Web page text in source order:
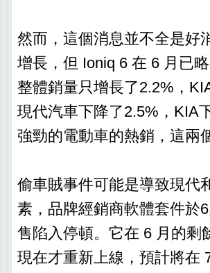
然而，這個消息並不全是好
增長，但 Ioniq 6 在 6 月已
整體銷量只增長了2.2%，
現代汽車下降了2.5%，KIA
強勁的電動車的熱銷，這兩
偷車賊事件可能是導致現代
素，品牌經銷商軟體套件於
售陷入停頓。它在 6 月的剩
現在才重新上線，預計將在